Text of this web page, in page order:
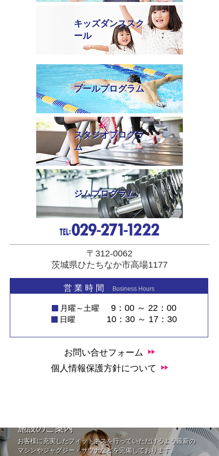
キッズダンススク
ール
プールプログラム
スタジオプログラ
ム
ジムプログラム
〒312-0062
茨城県ひたちなか市高場1177
営 業 時 間 Business Hours
月曜～土曜 9：00 ～ 22：00
日曜 10：30 ～ 17：30
お問い合せフォーム
個人情報保護方針について
施設のご案内
お客様に充実したフィットネスを行っていただけるよう最新の
マシンやジャグジー・サウナなどを完備しております。